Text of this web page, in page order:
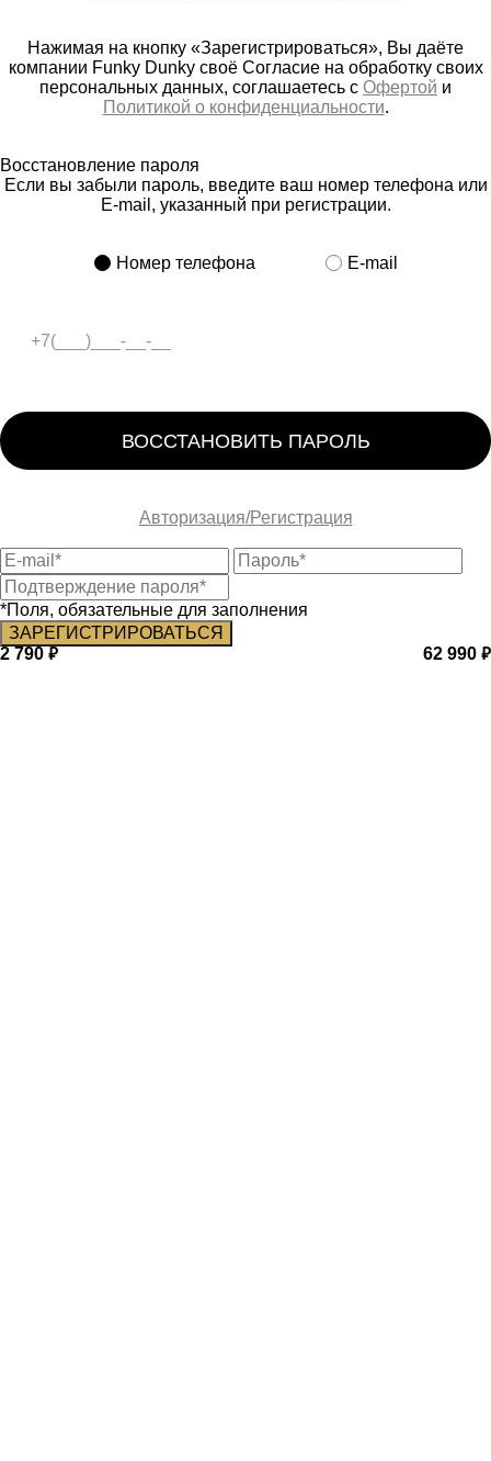
2 790 62 990
Нажимая на кнопку «Зарегистрироваться», Вы даёте
компании Funky Dunky своё Согласие на обработку своих
персональных данных, соглашаетесь с Офертой и
Политикой о конфиденциальности.
Восстановление пароля
Если вы забыли пароль, введите ваш номер телефона или
E-mail, указанный при регистрации.
Номер телефона E-mail
ВОССТАНОВИТЬ ПАРОЛЬ
Авторизация/Регистрация
*Поля, обязательные для заполнения